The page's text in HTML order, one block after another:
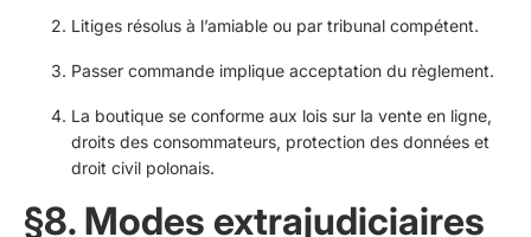
Litiges résolus à l’amiable ou par tribunal compétent.
Passer commande implique acceptation du règlement.
La boutique se conforme aux lois sur la vente en ligne,
droits des consommateurs, protection des données et
droit civil polonais.
§8. Modes extrajudiciaires